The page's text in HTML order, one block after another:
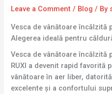
Leave a Comment / Blog / By
Vesca de vânătoare încălzită
Alegerea ideală pentru
Vesca de vânătoare încălzită
RUXI a devenit rapid favorită
vânătoare în aer liber,
excelente și a confortului